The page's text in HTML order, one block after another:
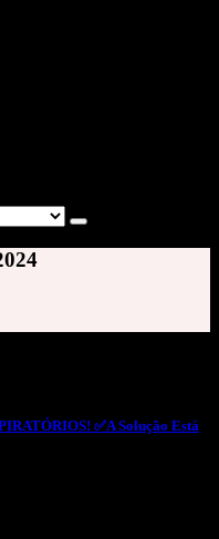
✅️A Solução Está